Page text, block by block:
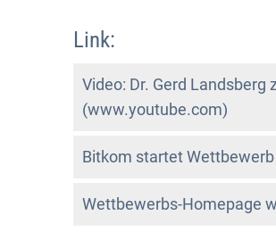
Link:
Video: Dr. Gerd
(www.youtube.com)
Bitkom startet Wettbewerb
Wettbewerbs-Homepage